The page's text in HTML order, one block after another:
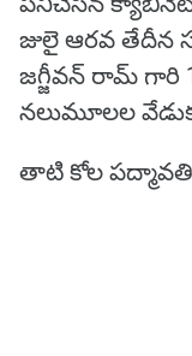
జులై ఆరవ తేదీన
జగ్జీవన్ రామ్ గారి
నలుమూలల
తాటి కోల పద్మావతి